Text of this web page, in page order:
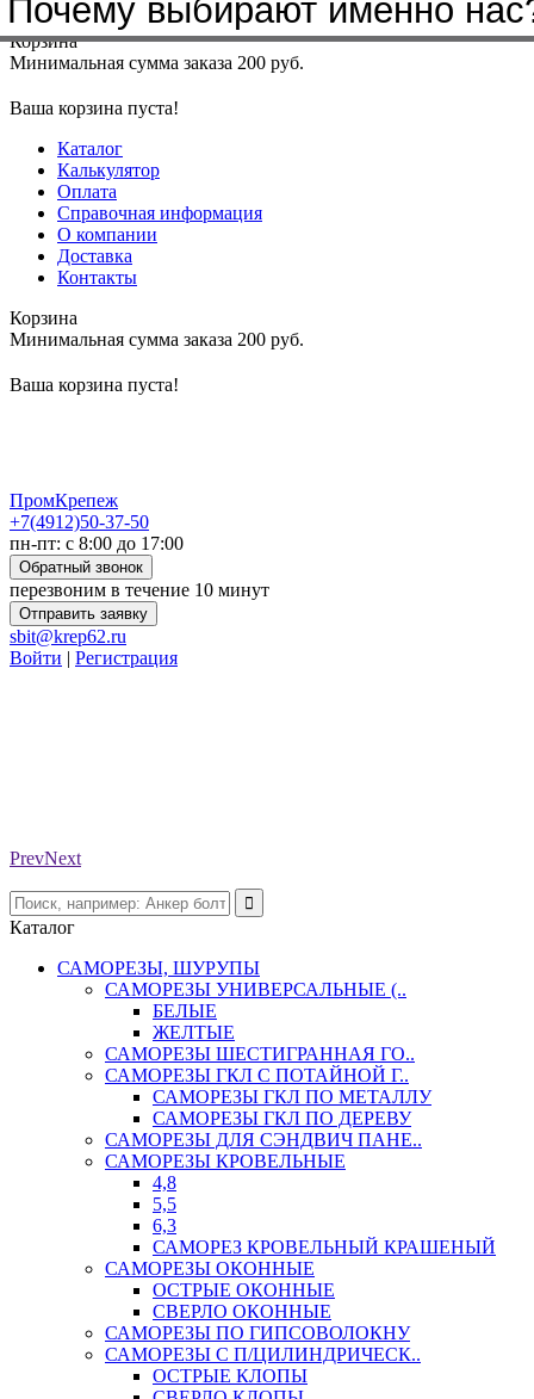
Меню+7(4912)50-37-50sbit@krep62.ru
Корзина
Минимальная сумма заказа 200 руб.
Ваша корзина пуста!
Каталог
Калькулятор
Оплата
Справочная информация
О компании
Доставка
Контакты
Корзина
Минимальная сумма заказа 200 руб.
Ваша корзина пуста!
ПромКрепеж
+7(4912)50-37-50
пн-пт: с 8:00 до 17:00
Обратный звонок
перезвоним в течение 10 минут
Отправить заявку
sbit@krep62.ru
Войти | Регистрация
PrevNext
Каталог
САМОРЕЗЫ, ШУРУПЫ
САМОРЕЗЫ УНИВЕРСАЛЬНЫЕ (..
БЕЛЫЕ
ЖЕЛТЫЕ
САМОРЕЗЫ ШЕСТИГРАННАЯ ГО..
САМОРЕЗЫ ГКЛ С ПОТАЙНОЙ Г..
САМОРЕЗЫ ГКЛ ПО МЕТАЛЛУ
САМОРЕЗЫ ГКЛ ПО ДЕРЕВУ
САМОРЕЗЫ ДЛЯ СЭНДВИЧ ПАНЕ..
САМОРЕЗЫ КРОВЕЛЬНЫЕ
4,8
5,5
6,3
САМОРЕЗ КРОВЕЛЬНЫЙ КРАШЕНЫЙ
САМОРЕЗЫ ОКОННЫЕ
ОСТРЫЕ ОКОННЫЕ
СВЕРЛО ОКОННЫЕ
САМОРЕЗЫ ПО ГИПСОВОЛОКНУ
САМОРЕЗЫ С П/ЦИЛИНДРИЧЕСК..
ОСТРЫЕ КЛОПЫ
Почему выбирают именно